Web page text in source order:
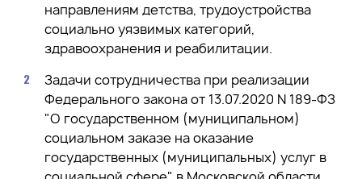
направлениям детства, трудоустройства
социально уязвимых категорий,
здравоохранения и реабилитации.
Задачи сотрудничества при реализации
Федерального закона от 13.07.2020 N 189-ФЗ
"О государственном (муниципальном)
социальном заказе на оказание
государственных (муниципальных) услуг в